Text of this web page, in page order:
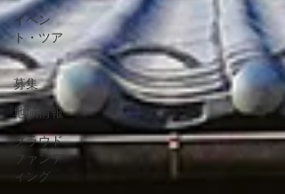
イベン
ト・ツア
ー
募集
地域情報
クラウド
ファンデ
ィング